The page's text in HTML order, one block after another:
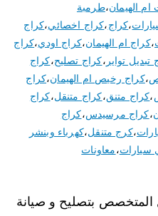
ام الهيمان،طرمبة
،كراج،كراج اخصائي،كراج
،كراج ام الهيمان،كراج اودي،كراج
تبديل تواير ،كراج تصليح،كراج
،كراج رخيص ام الهيمان،كراج
،كراج متنق،كراج متنقل،كراج
،كراج مرسيدس،كراج
،كرج متنقل،كهرباء وبنشر
سيارات،معاونات
المتخصص بتصليح و صيانة